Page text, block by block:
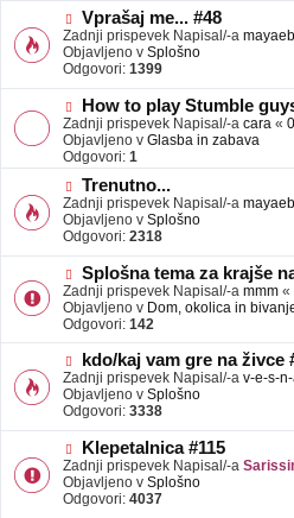
b
a
v
e
N
o
v
e
b
a
v
e
Vprašaj me... #48
Zadnji prispevek Napisal/-a mayaeb
Objavljeno v Splošno
Odgovori: 1399
N
o
v
e
o
b
j
a
v
e
How to play Stumble
Zadnji prispevek Napisal/-a cara «
Objavljeno v Glasba in zabava
Odgovori: 1
N
o
v
e
o
b
a
v
e
Trenutno...
Zadnji prispevek Napisal/-a mayaeb
Objavljeno v Splošno
Odgovori: 2318
N
o
v
e
o
b
a
v
e
Splošna tema za krajše
Zadnji prispevek Napisal/-a mmm «
Objavljeno v Dom, okolica in
Odgovori: 142
N
o
v
e
b
a
v
e
kdo/kaj vam gre na živce
Zadnji prispevek Napisal/-a v-e-s-
Objavljeno v Splošno
Odgovori: 3338
N
o
v
e
Klepetalnica #115
Zadnji prispevek Napisal/-a
Objavljeno v Splošno
Odgovori: 4037